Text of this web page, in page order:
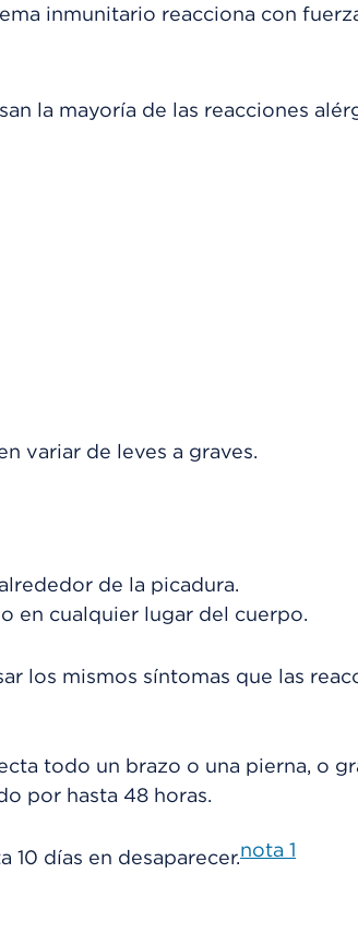
inmunitario reacciona con
la mayoría de las reacciones
variar de leves a graves.
de la picadura.
en cualquier lugar del cuerpo.
los mismos síntomas que las
todo un brazo o una pierna, o
por hasta 48 horas.
10 días en desaparecer.nota 1